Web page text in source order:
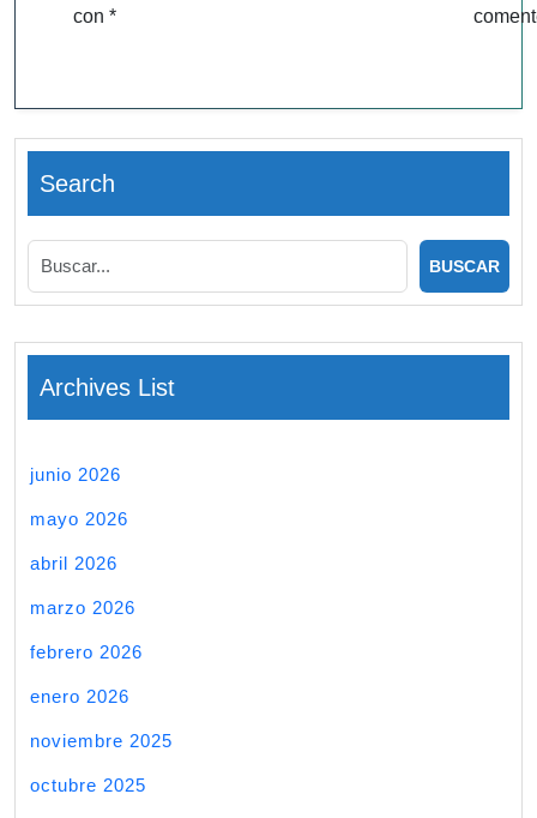
con *
Search
Archives List
junio 2026
mayo 2026
abril 2026
marzo 2026
febrero 2026
enero 2026
noviembre 2025
octubre 2025